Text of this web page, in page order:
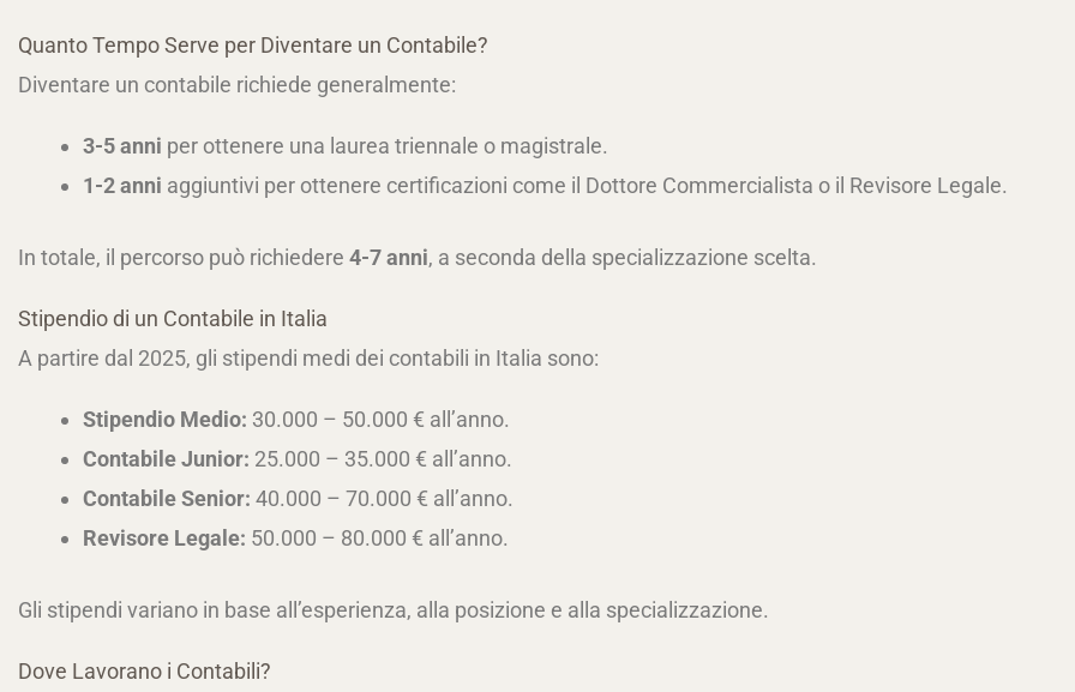
Quanto Tempo Serve per Diventare un Contabile?
Diventare un contabile richiede generalmente:
3-5 anni per ottenere una laurea triennale o magistrale.
1-2 anni aggiuntivi per ottenere certificazioni come il Dottore Commercialista o il Revisore Legale.
In totale, il percorso può richiedere 4-7 anni, a seconda della specializzazione scelta.
Stipendio di un Contabile in Italia
A partire dal 2025, gli stipendi medi dei contabili in Italia sono:
Stipendio Medio: 30.000 – 50.000 € all’anno.
Contabile Junior: 25.000 – 35.000 € all’anno.
Contabile Senior: 40.000 – 70.000 € all’anno.
Revisore Legale: 50.000 – 80.000 € all’anno.
Gli stipendi variano in base all’esperienza, alla posizione e alla specializzazione.
Dove Lavorano i Contabili?